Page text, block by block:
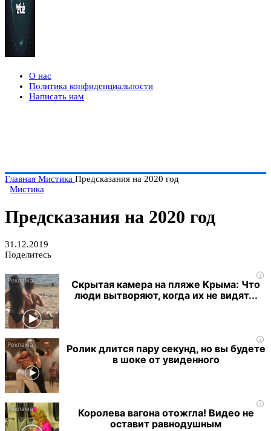
О нас
Политика конфиденциальности
Написать нам
Главная Мистика Предсказания на 2020 год
Мистика
Предсказания на 2020 год
31.12.2019
Поделитесь
i
Скрытая камера на пляже Крыма: Что
люди вытворяют, когда их не видят...
i
Ролик длится пару секунд, но вы будете
в шоке от увиденного
i
Королева вагона отожгла! Видео не
оставит равнодушным